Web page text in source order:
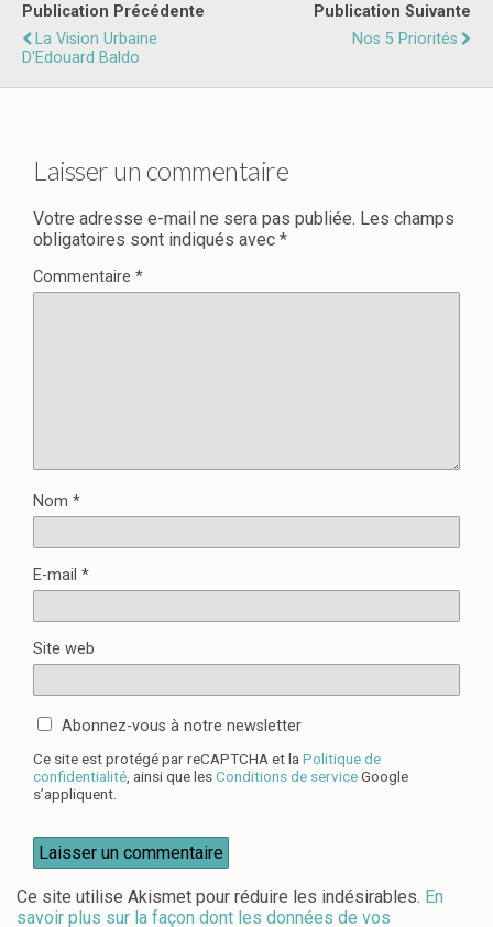
Publication Précédente
La Vision Urbaine
D'Edouard Baldo
Publication Suivante
Nos 5 Priorités
Laisser un commentaire
Votre adresse e-mail ne sera pas publiée. Les champs
obligatoires sont indiqués avec *
Commentaire *
Nom *
E-mail *
Site web
Abonnez-vous à notre newsletter
Ce site est protégé par reCAPTCHA et laPolitique de
confidentialité, ainsi que lesConditions de serviceGoogle
s’appliquent.
Ce site utilise Akismet pour réduire les indésirables. En
savoir plus sur la façon dont les données de vos